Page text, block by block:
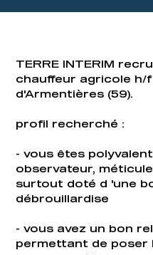
TERRE INTERIM
chauffeur agricole h/
d'Armentières (59).
profil recherché :
- vous êtes
observateur,
surtout doté d 'une
débrouillardise
- vous avez un bon
permettant de poser